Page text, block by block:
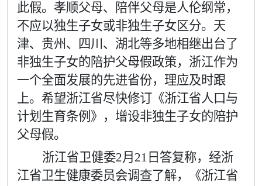
此假。孝顺父母、陪伴父母是人伦纲常，
不应以独生子女或非独生子女区分。天
津、贵州、四川、湖北等多地相继出台了
非独生子女的陪护父母假政策，浙江作为
一个全面发展的先进省份，理应及时跟
上。希望浙江省尽快修订《浙江省人口与
计划生育条例》，增设非独生子女的陪护
父母假。
浙江省卫健委2月 21 日答复称，经浙
江省卫生健康委员会调查了解，《浙江省